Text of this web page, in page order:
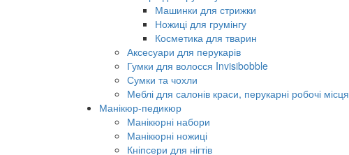
Машинки для стрижки
Ножиці для грумінгу
Косметика для тварин
Аксесуари для перукарів
Гумки для волосся Invisibobble
Сумки та чохли
Меблі для салонів краси, перукарні робочі місця
Манікюр-педикюр
Манікюрні набори
Манікюрні ножиці
Кніпсери для нігтів